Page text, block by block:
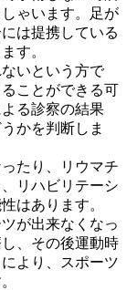
ゃいます。足が
は提携している
す。
いという方で
ことができる可
る診察の結果
かを判断しま
たり、リウマチ
リハビリテーシ
はあります。
が出来なくなっ
、その後運動時
より、スポーツ